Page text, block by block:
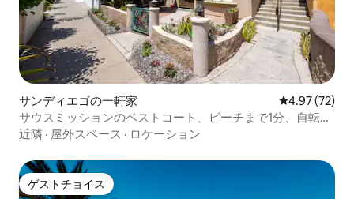
サンディエゴの一軒家 レビュー72
4.97 (72)
サウスミッションのベストコート、ビーチまで1分、自転車
5台
近隣 · 屋外スペース · ロケーション
ゲストチョイス
ゲストチョイス